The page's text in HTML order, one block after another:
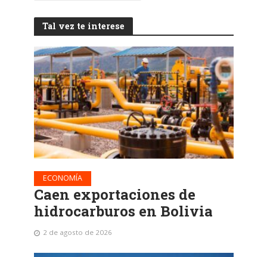
Tal vez te interese
ECONOMÍA
Caen exportaciones de
hidrocarburos en Bolivia
2 de agosto de 2026